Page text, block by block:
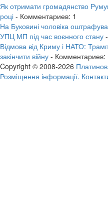
Як отримати громадянство
році - Комментариев: 1
На Буковині чоловіка
УПЦ МП під час воєнного стану
Відмова від Криму і НАТО:
закінчити війну - Комментариев:
Copyright © 2008-2026
Розміщення інформації.